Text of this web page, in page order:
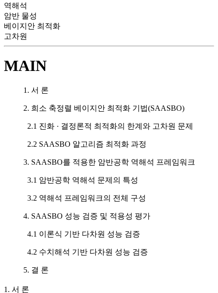
역해석
암반 물성
베이지안 최적화
고차원
MAIN
1. 서 론
2. 희소 축정렬 베이지안 최적화 기법(SAASBO)
2.1 진화 · 결정론적 최적화의 한계와 고차원 문제
2.2 SAASBO 알고리즘 최적화 과정
3. SAASBO를 적용한 암반공학 역해석 프레임워크
3.1 암반공학 역해석 문제의 특성
3.2 역해석 프레임워크의 전체 구성
4. SAASBO 성능 검증 및 적용성 평가
4.1 이론식 기반 다차원 성능 검증
4.2 수치해석 기반 다차원 성능 검증
5. 결 론
1. 서 론